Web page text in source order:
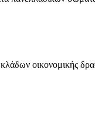
οικονομικής